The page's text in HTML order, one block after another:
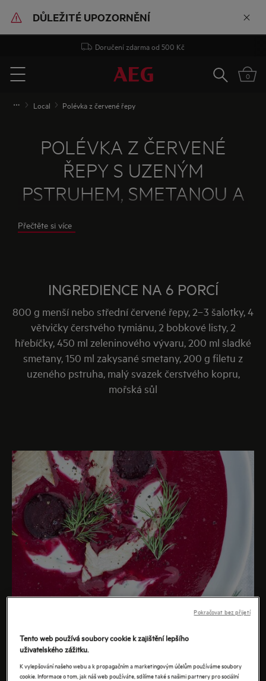
DŮLEŽITÉ UPOZORNĚNÍ
Doručení zdarma od 500 Kč
Menu
Vyhledat
0
Local Polévka z červené řepy
POLÉVKA Z ČERVENÉ
ŘEPY S UZENÝM
PSTRUHEM, SMETANOU A
poslouží jako součást slavnostního oběda nebo
lehká večeře.
Přečtěte si více
INGREDIENCE NA 6 PORCÍ
800 g menší nebo střední červené řepy, 2−3 šalotky, 4
větvičky čerstvého tymiánu, 2 bobkové listy, 2
hřebíčky, 450 ml zeleninového vývaru, 200 ml sladké
smetany, 150 ml zakysané smetany, 200 g filetu z
uzeného pstruha, malý svazek čerstvého kopru,
mořská sůl
Tento web používá soubory cookie k zajištění lepšího
uživatelského zážitku.
K vylepšování našeho webu a k propagačním a marketingovým účelům používáme soubory
cookie. Informace o tom, jak náš web používáte, sdílíme také s našimi partnery pro sociální
Pokračovat bez přijetí